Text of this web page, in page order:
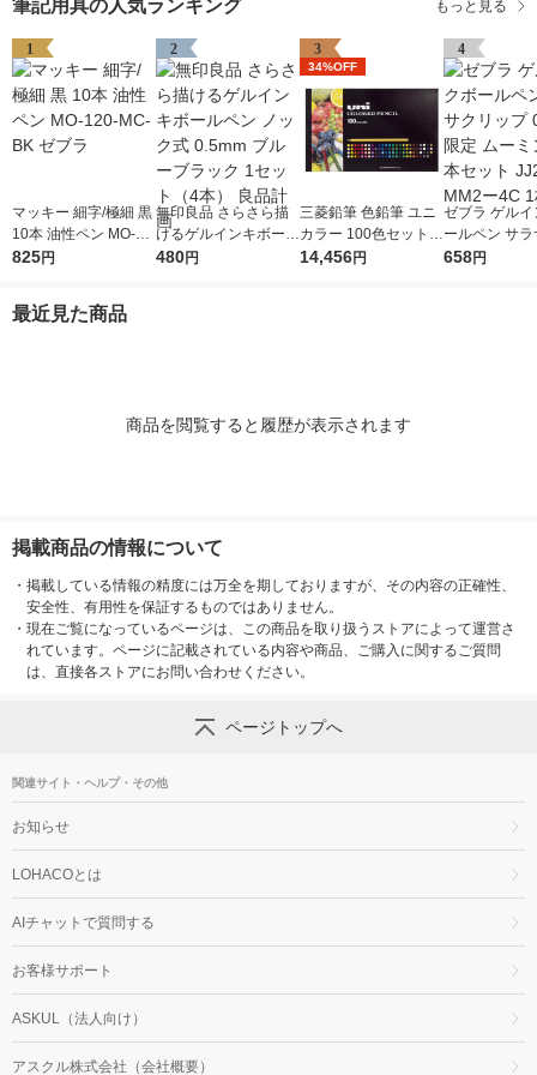
筆記用具の人気ランキング もっと見る
1
マッキー 細字/極細 黒
10本 油性ペン MO-12
0-MC-BK ゼブラ
825円
2
無印良品 さらさら描
けるゲルインキボール
ペン ノック式 0.5mm
480円
3
34%OFF
三菱鉛筆 色鉛筆 ユニ
カラー 100色セット U
C100CN2 1セット
14,456円
4
ゼブラ ゲルイ
ールペン サ
ップ 0.5mm
658円
最近見た商品
商品を閲覧すると履歴が表示されます
掲載商品の情報について
・ 掲載している情報の精度には万全を期しておりますが、その内容の正確性、
安全性、有用性を保証するものではありません。
・ 現在ご覧になっているページは、この商品を取り扱うストアによって運営さ
れています。ページに記載されている内容や商品、ご購入に関するご質問
は、直接各ストアにお問い合わせください。
ページトップへ
関連サイト・ヘルプ・その他
お知らせ
LOHACOとは
AIチャットで質問する
お客様サポート
ASKUL（法人向け）
アスクル株式会社（会社概要）